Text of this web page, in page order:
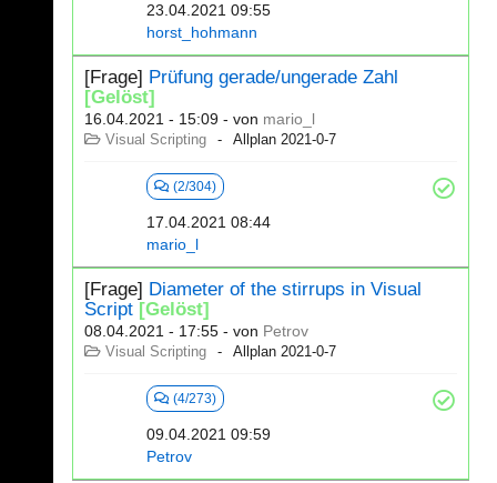
23.04.2021 09:55
horst_hohmann
[Frage] Prüfung gerade/ungerade Zahl
[Gelöst]
16.04.2021 - 15:09 - von mario_l
Visual Scripting Allplan 2021-0-7
(2/304)
17.04.2021 08:44
mario_l
[Frage] Diameter of the stirrups in Visual
Script [Gelöst]
08.04.2021 - 17:55 - von Petrov
Visual Scripting Allplan 2021-0-7
(4/273)
09.04.2021 09:59
Petrov